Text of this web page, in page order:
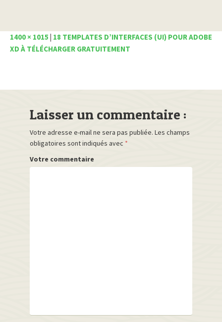
1400 × 1015 18 TEMPLATES D’INTERFACES (UI) POUR ADOBE
XD À TÉLÉCHARGER GRATUITEMENT
Laisser un commentaire :
Votre adresse e-mail ne sera pas publiée. Les champs
obligatoires sont indiqués avec *
Votre commentaire